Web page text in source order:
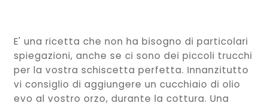
E' una ricetta che non ha bisogno di particolari
spiegazioni, anche se ci sono dei piccoli trucchi
per la vostra schiscetta perfetta. Innanzitutto
vi consiglio di aggiungere un cucchiaio di olio
evo al vostro orzo, durante la cottura. Una